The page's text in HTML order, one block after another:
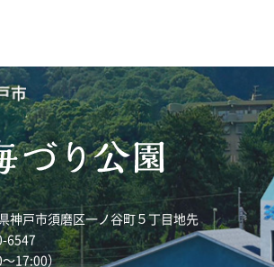
神戸市須磨区一ノ谷町５丁目地先
6547
17:00）